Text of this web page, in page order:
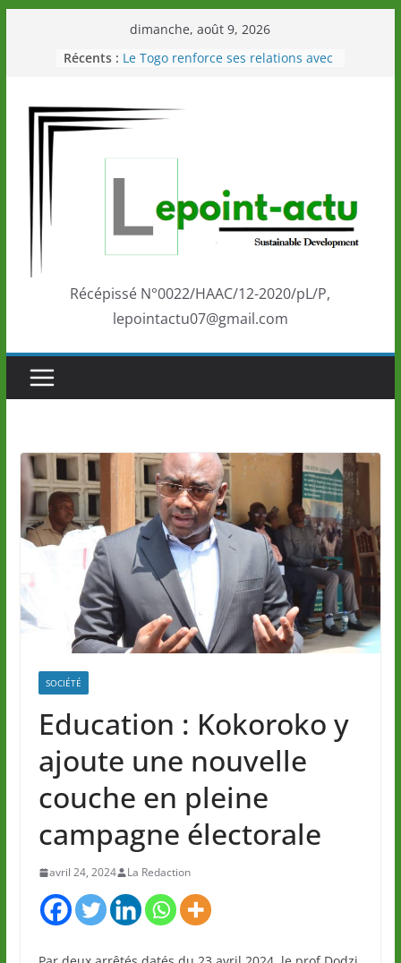
dimanche, août 9, 2026
Récents : Le Togo renforce ses relations avec
Éléphants en Côte d’Ivoire
LOTO DETENTE”, un nouveau tirage
marque de confiance au Togo sur
la scène internationale au-delà des
performances de ses athlètes
Togo: Que retenir de la politique
éducation et de l’ambition de
Récépissé N°0022/HAAC/12-2020/pL/P,
lepointactu07@gmail.com
SOCIÉTÉ
Education : Kokoroko y
ajoute une nouvelle
couche en pleine
campagne électorale
avril 24, 2024 La Redaction